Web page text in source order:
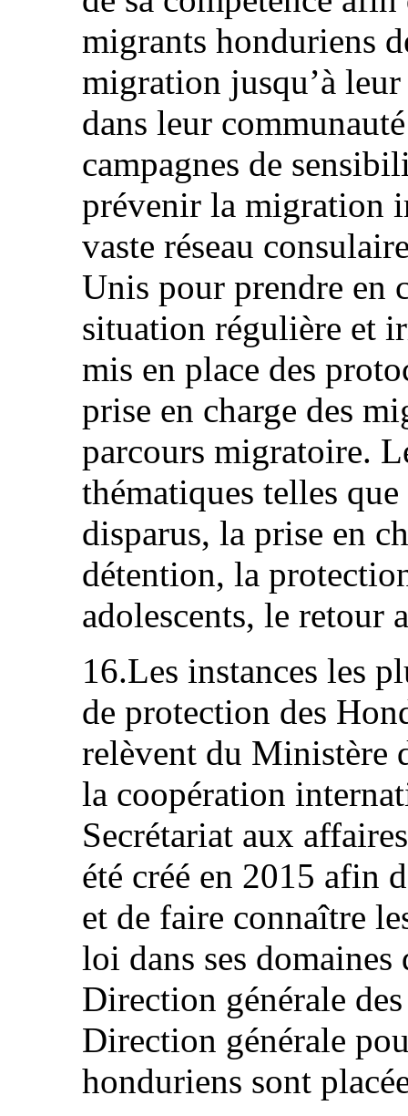
migrants honduriens
migration jusqu’à
dans leur
campagnes de
prévenir la migration
vaste réseau
Unis pour prendre en
situation régulière et
mis en place des
prise en charge des
parcours migratoire.
thématiques telles
disparus, la prise en
détention, la
adolescents, le retour
16.Les instances les
de protection des
relèvent du Ministère
la coopération
Secrétariat aux
été créé en 2015 afin
et de faire connaître
loi dans ses domaines
Direction générale
Direction générale
honduriens sont